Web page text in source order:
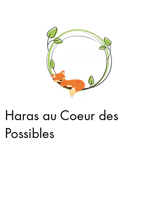
Haras au Coeur des
Possibles